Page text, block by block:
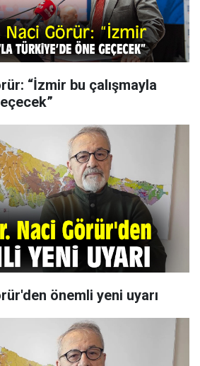
“İzmir bu çalışmayla
önemli yeni uyarı